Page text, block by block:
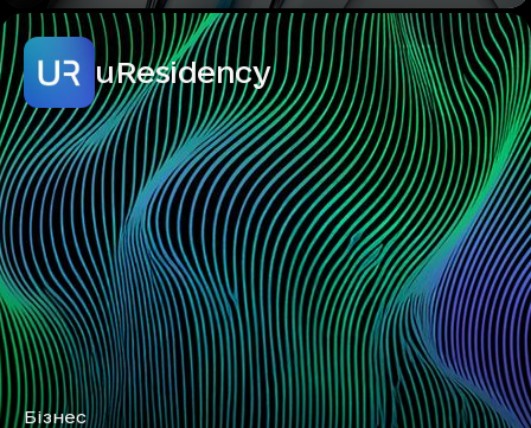
uResidency
Бізнес